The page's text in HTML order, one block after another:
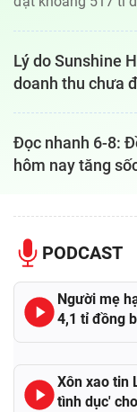
Lý do Sunshine
doanh thu chưa
Đọc nhanh 6-8:
hôm nay tăng
PODCAST
Người mẹ
4,1 tỉ đồng
Xôn xao tin
tình dục'